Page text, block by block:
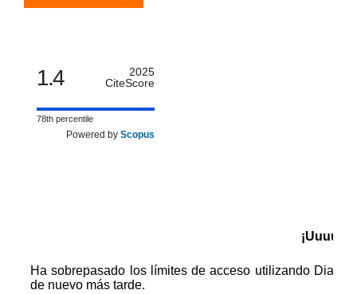
1.4
2025
CiteScore
78th percentile
Powered by Scopus